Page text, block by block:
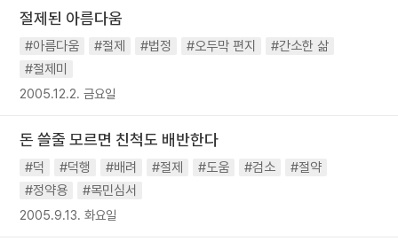
절제된 아름다움
#아름다움 #절제 #법정 #오두막 편지
#간소한 삶
#절제미
2005.12.2. 금요일
돈 쓸줄 모르면 친척도 배반한다
#덕 #덕행 #배려 #절제 #도움 #검소
#절약
#정약용
#목민심서
2005.9.13. 화요일